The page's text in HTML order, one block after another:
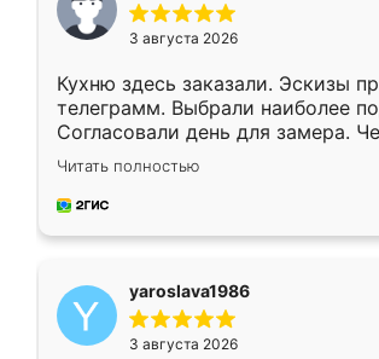
3 августа 2026
Кухню здесь заказали. Эскизы
телеграмм. Выбрали наиболее
Согласовали день для замера.
недели кухня была уже готова.
довольны работой. Спасибо
мебель за качественную работу!
Читать полностью
yaroslava1986
3 августа 2026